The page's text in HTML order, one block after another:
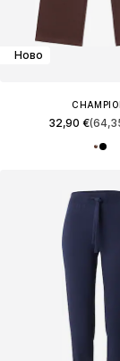
Ново
32,90 €